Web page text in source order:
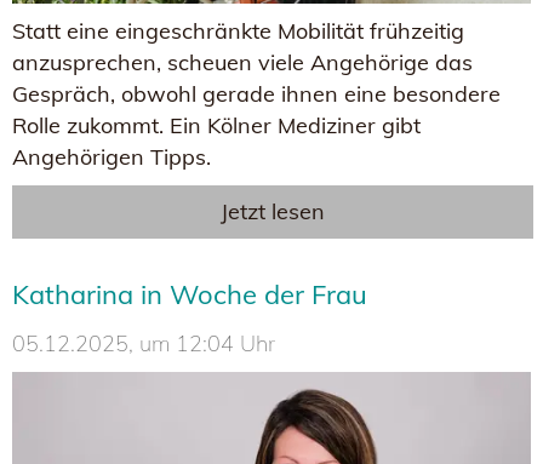
Statt eine eingeschränkte Mobilität frühzeitig
anzusprechen, scheuen viele Angehörige das
Gespräch, obwohl gerade ihnen eine besondere
Rolle zukommt. Ein Kölner Mediziner gibt
Angehörigen Tipps.
Jetzt lesen
Katharina in Woche der Frau
05.12.2025, um 12:04 Uhr